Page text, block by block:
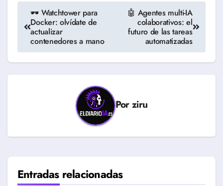
Navegación
de
entradas
🕶️ Watchtower para
Docker: olvídate de
actualizar
contenedores a mano
🤖 Agentes multi-IA
colaborativos: el
futuro de las tareas
automatizadas
Porziru
Entradas relacionadas